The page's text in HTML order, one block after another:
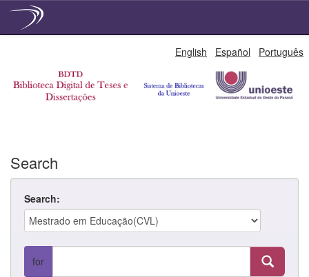
English Español Português
Search
Search:
for